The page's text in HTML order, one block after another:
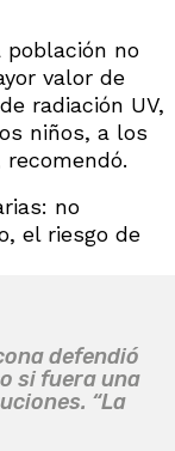
no
valor de
radiación UV,
niños, a los
no
el riesgo de
defendió
si fuera una
“La